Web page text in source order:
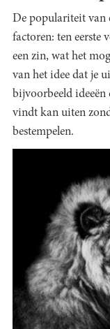
De populariteit van
factoren: ten eerste
een zin, wat het
van het idee dat je
bijvoorbeeld
vindt kan uiten
bestempelen.